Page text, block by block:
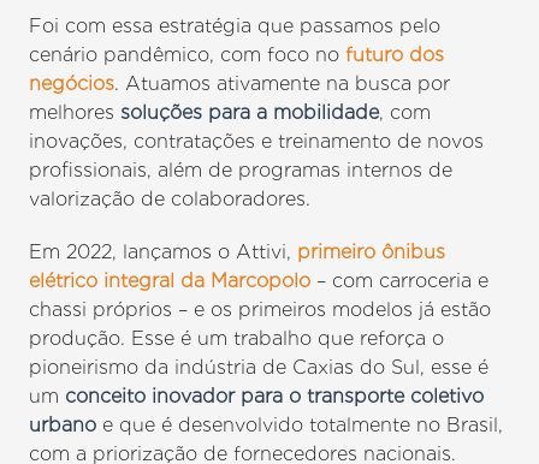
Foi com essa estratégia que passamos pelo
cenário pandêmico, com foco nofuturo dos
negócios. Atuamos ativamente na busca por
melhores soluções para a mobilidade, com
inovações, contratações e treinamento de novos
profissionais, além de programas internos de
valorização de colaboradores.
Em 2022, lançamos o Attivi, primeiro ônibus
elétrico integral da Marcopolo – com carroceria e
chassi próprios – e os primeiros modelos já estão
produção. Esse é um trabalho que reforça o
pioneirismo da indústria de Caxias do Sul, esse é
um conceito inovador para o transporte coletivo
urbano e que é desenvolvido totalmente no Brasil,
com a priorização de fornecedores nacionais.